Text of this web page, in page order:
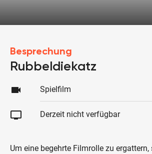
Besprechung
Rubbeldiekatz
videocam Spielfilm
tv Derzeit nicht verfügbar
Um eine begehrte Filmrolle zu